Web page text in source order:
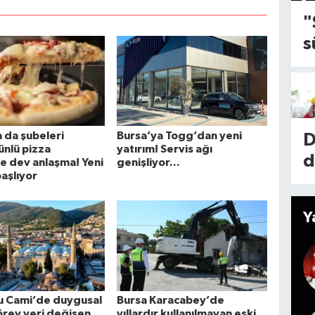
da şubeleri
pizza
dev anlaşma! Yeni
Bursa’ya Togg’dan yeni
yatırım! Servis ağı
genişliyor...
Cami’de duygusal
Bursa Karacabey’de
e